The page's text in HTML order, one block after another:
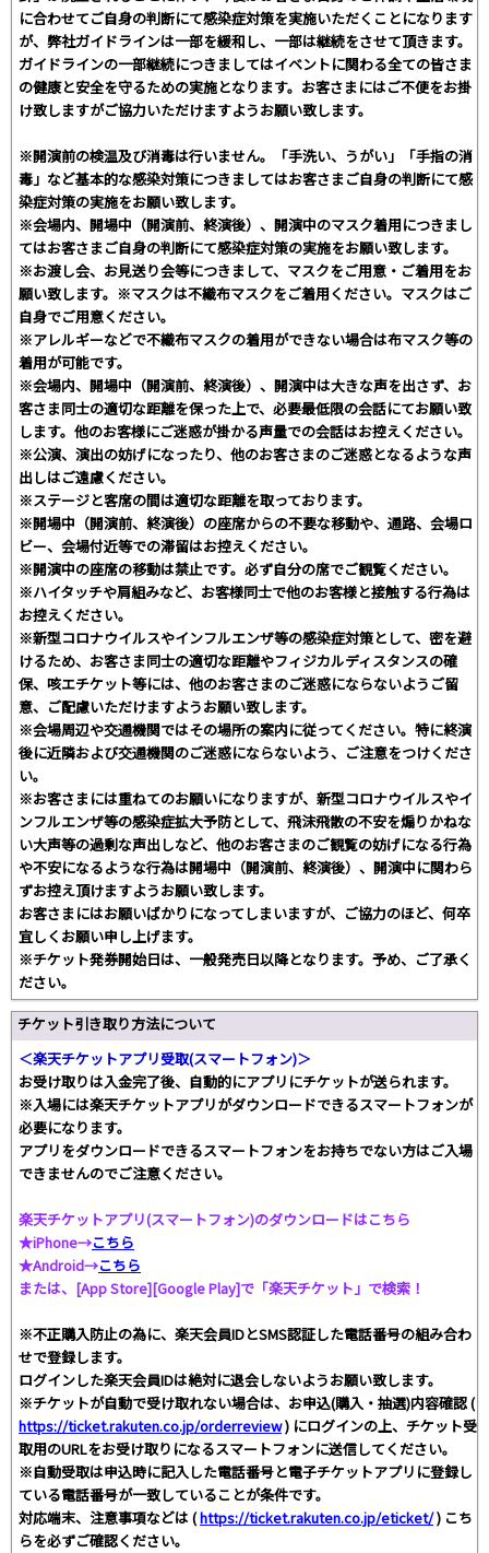
に合わせてご自身の判断にて感染症対策を実施いただくことになります
が、弊社ガイドラインは一部を緩和し、一部は継続をさせて頂きます。
ガイドラインの一部継続につきましてはイベントに関わる全ての皆さま
の健康と安全を守るための実施となります。お客さまにはご不便をお掛
け致しますがご協力いただけますようお願い致します。
※開演前の検温及び消毒は行いません。「手洗い、うがい」「手指の消
毒」など基本的な感染対策につきましてはお客さまご自身の判断にて感
染症対策の実施をお願い致します。
※会場内、開場中（開演前、終演後）、開演中のマスク着用につきまし
てはお客さまご自身の判断にて感染症対策の実施をお願い致します。
※お渡し会、お見送り会等につきまして、マスクをご用意・ご着用をお
願い致します。※マスクは不織布マスクをご着用ください。マスクはご
自身でご用意ください。
※アレルギーなどで不織布マスクの着用ができない場合は布マスク等の
着用が可能です。
※会場内、開場中（開演前、終演後）、開演中は大きな声を出さず、お
客さま同士の適切な距離を保った上で、必要最低限の会話にてお願い致
します。他のお客様にご迷惑が掛かる声量での会話はお控えください。
※公演、演出の妨げになったり、他のお客さまのご迷惑となるような声
出しはご遠慮ください。
※ステージと客席の間は適切な距離を取っております。
※開場中（開演前、終演後）の座席からの不要な移動や、通路、会場ロ
ビー、会場付近等での滞留はお控えください。
※開演中の座席の移動は禁止です。必ず自分の席でご観覧ください。
※ハイタッチや肩組みなど、お客様同士で他のお客様と接触する行為は
お控えください。
※新型コロナウイルスやインフルエンザ等の感染症対策として、密を避
けるため、お客さま同士の適切な距離やフィジカルディスタンスの確
保、咳エチケット等には、他のお客さまのご迷惑にならないようご留
意、ご配慮いただけますようお願い致します。
※会場周辺や交通機関ではその場所の案内に従ってください。特に終演
後に近隣および交通機関のご迷惑にならないよう、ご注意をつけくださ
い。
※お客さまには重ねてのお願いになりますが、新型コロナウイルスやイ
ンフルエンザ等の感染症拡大予防として、飛沫飛散の不安を煽りかねな
い大声等の過剰な声出しなど、他のお客さまのご観覧の妨げになる行為
や不安になるような行為は開場中（開演前、終演後）、開演中に関わら
ずお控え頂けますようお願い致します。
お客さまにはお願いばかりになってしまいますが、ご協力のほど、何卒
宜しくお願い申し上げます。
※チケット発券開始日は、一般発売日以降となります。予め、ご了承く
ださい。
チケット引き取り方法について
＜楽天チケットアプリ受取(スマートフォン)＞
お受け取りは入金完了後、自動的にアプリにチケットが送られます。
※入場には楽天チケットアプリがダウンロードできるスマートフォンが
必要になります。
アプリをダウンロードできるスマートフォンをお持ちでない方はご入場
できませんのでご注意ください。
楽天チケットアプリ(スマートフォン)のダウンロードはこちら
★iPhone→こちら
★Android→こちら
または、[App Store][Google Play]で「楽天チケット」で検索！
※不正購入防止の為に、楽天会員IDとSMS認証した電話番号の組み合わ
せで登録します。
ログインした楽天会員IDは絶対に退会しないようお願い致します。
※チケットが自動で受け取れない場合は、お申込(購入・抽選)内容確認 (
https://ticket.rakuten.co.jp/orderreview) にログインの上、チケット受
取用のURLをお受け取りになるスマートフォンに送信してください。
※自動受取は申込時に記入した電話番号と電子チケットアプリに登録し
ている電話番号が一致していることが条件です。
対応端末、注意事項などは (https://ticket.rakuten.co.jp/eticket/) こち
らを必ずご確認ください。